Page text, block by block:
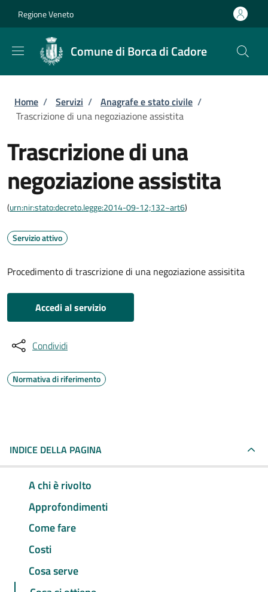
Regione Veneto
Comune di Borca di Cadore
Briciole di pane
Home / Servizi / Anagrafe e stato civile /
Trascrizione di una negoziazione assistita
Trascrizione di una
negoziazione assistita
(urn:nir:stato:decreto.legge:2014-09-12;132~art6)
Servizio attivo
Procedimento di trascrizione di una negoziazione assisitita
Accedi al servizio
Condividi
Normativa di riferimento
INDICE DELLA PAGINA
A chi è rivolto
Approfondimenti
Come fare
Costi
Cosa serve